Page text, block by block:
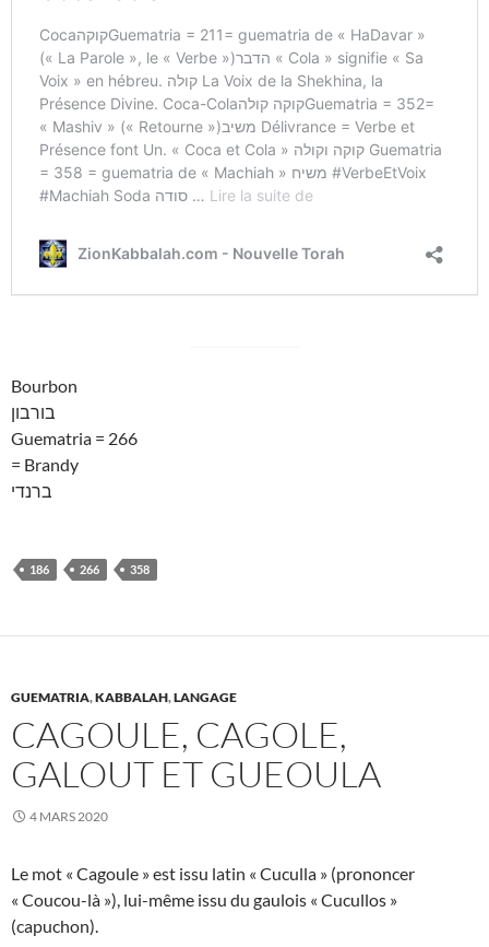
Bourbon
בורבון
Guematria = 266
= Brandy
ברנדי
186 266 358
GUEMATRIA,KABBALAH,LANGAGE
CAGOULE, CAGOLE,
GALOUT ET GUEOULA
4 MARS 2020
Le mot « Cagoule » est issu latin « Cuculla » (prononcer
« Coucou-là »), lui-même issu du gaulois « Cucullos »
(capuchon).